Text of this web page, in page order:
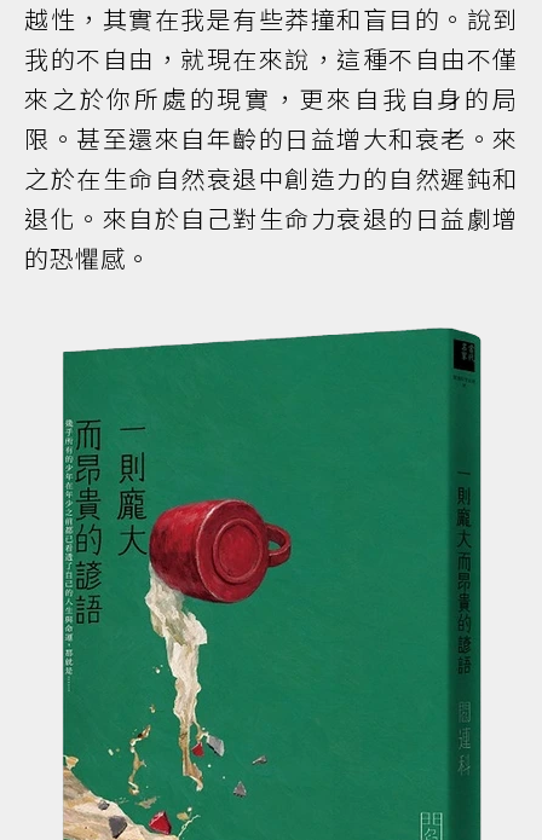
越性，其實在我是有些莽撞和盲目的。說到
我的不自由，就現在來說，這種不自由不僅
來之於你所處的現實，更來自我自身的局
限。甚至還來自年齡的日益增大和衰老。來
之於在生命自然衰退中創造力的自然遲鈍和
退化。來自於自己對生命力衰退的日益劇增
的恐懼感。